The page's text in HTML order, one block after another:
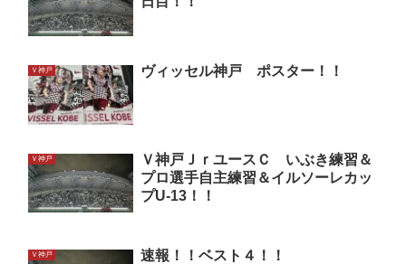
Ｖ神戸 ヴィッセル神戸 ポスター！！
Ｖ神戸
Ｖ神戸ＪｒユースＣ いぶき練習＆
プロ選手自主練習＆イルソーレカッ
プU-13！！
Ｖ神戸 速報！！ベスト４！！